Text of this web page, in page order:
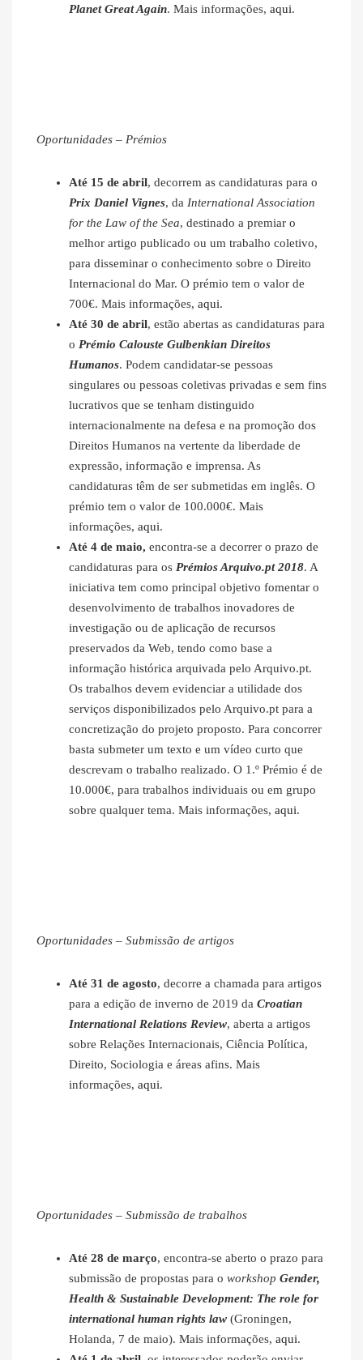
Planet Great Again. Mais informações, aqui.
Oportunidades – Prémios
Até 15 de abril, decorrem as candidaturas para o
Prix Daniel Vignes, da International Association
for the Law of the Sea, destinado a premiar o
melhor artigo publicado ou um trabalho coletivo,
para disseminar o conhecimento sobre o Direito
Internacional do Mar. O prémio tem o valor de
700€. Mais informações, aqui.
Até 30 de abril, estão abertas as candidaturas para
o Prémio Calouste Gulbenkian Direitos
Humanos. Podem candidatar-se pessoas
singulares ou pessoas coletivas privadas e sem fins
lucrativos que se tenham distinguido
internacionalmente na defesa e na promoção dos
Direitos Humanos na vertente da liberdade de
expressão, informação e imprensa. As
candidaturas têm de ser submetidas em inglês. O
prémio tem o valor de 100.000€. Mais
informações, aqui.
Até 4 de maio, encontra-se a decorrer o prazo de
candidaturas para os Prémios Arquivo.pt 2018. A
iniciativa tem como principal objetivo fomentar o
desenvolvimento de trabalhos inovadores de
investigação ou de aplicação de recursos
preservados da Web, tendo como base a
informação histórica arquivada pelo Arquivo.pt.
Os trabalhos devem evidenciar a utilidade dos
serviços disponibilizados pelo Arquivo.pt para a
concretização do projeto proposto. Para concorrer
basta submeter um texto e um vídeo curto que
descrevam o trabalho realizado. O 1.º Prémio é de
10.000€, para trabalhos individuais ou em grupo
sobre qualquer tema. Mais informações, aqui.
Oportunidades – Submissão de artigos
Até 31 de agosto, decorre a chamada para artigos
para a edição de inverno de 2019 da Croatian
International Relations Review, aberta a artigos
sobre Relações Internacionais, Ciência Política,
Direito, Sociologia e áreas afins. Mais
informações, aqui.
Oportunidades – Submissão de trabalhos
Até 28 de março, encontra-se aberto o prazo para
submissão de propostas para o workshop Gender,
Health & Sustainable Development: The role for
international human rights law (Groningen,
Holanda, 7 de maio). Mais informações, aqui.